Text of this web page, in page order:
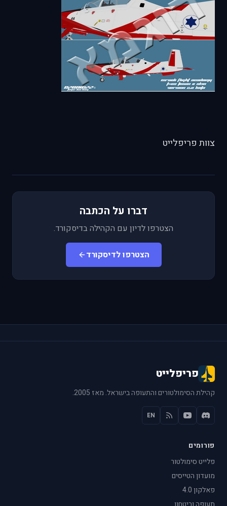
צוות פריפלייט
דברו על הכתבה
הצטרפו לדיון עם הקהילה בדיסקורד.
הצטרפו לדיסקורד
פריפלייט
קהילת הסימולטורים והתעופה בישראל. מאז 2005.
EN
פורומים
פלייט סימולטור
מועדון הטייסים
פאלקון 4.0